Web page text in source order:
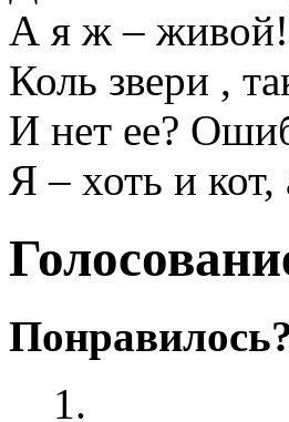
А я ж – живой!
Коль звери ,
И нет ее?
Я – хоть и